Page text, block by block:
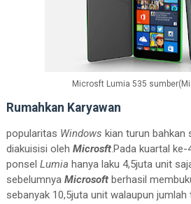
Microsft Lumia 535
Rumahkan Karyawan
popularitas Windows kian turun bahkan
diakuisisi oleh Microsft.Pada kuartal
ponsel Lumia hanya laku 4,5juta unit
sebelumnya Microsoftberhasil
sebanyak 10,5juta unit walaupun